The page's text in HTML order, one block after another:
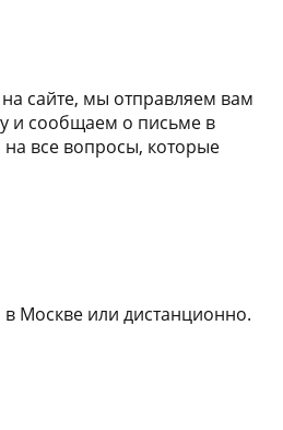
на сайте, мы отправляем вам
и сообщаем о письме в
все вопросы, которые
Москве или дистанционно.